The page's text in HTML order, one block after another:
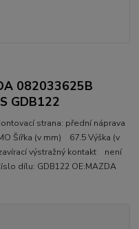
082033625B
GDB122
strana: přední náprava
Šířka (v mm) 67.5 Výška (v
výstražný kontakt není
dílu: GDB122 OE:MAZDA